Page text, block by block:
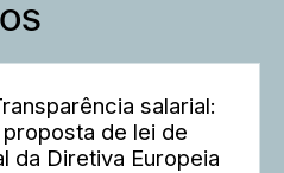
salarial:
de lei de
da Diretiva Europeia